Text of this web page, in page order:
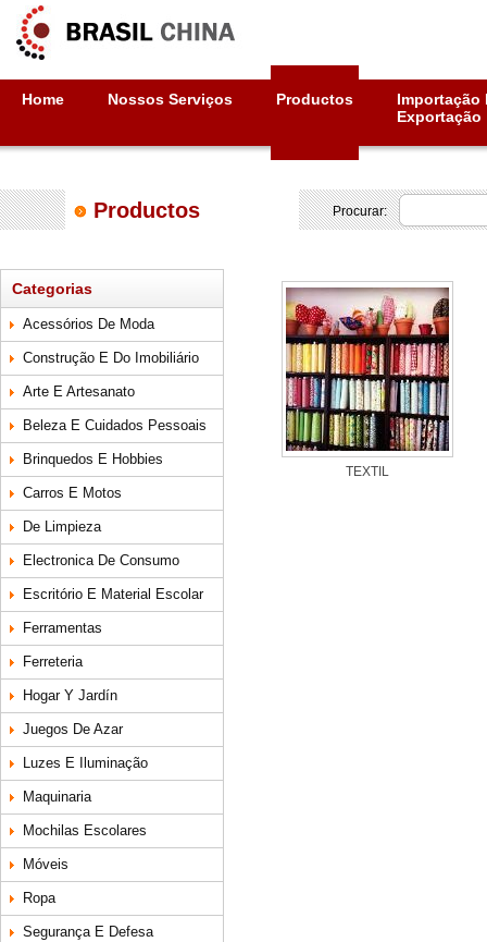
Home Nossos Serviços Productos
Importação
Exportação
Productos Procurar:
Categorias
Acessórios De Moda
Construção E Do Imobiliário
Arte E Artesanato
Beleza E Cuidados Pessoais
Brinquedos E Hobbies
Carros E Motos
De Limpieza
Electronica De Consumo
Escritório E Material Escolar
Ferramentas
Ferreteria
Hogar Y Jardín
Juegos De Azar
Luzes E Iluminação
Maquinaria
Mochilas Escolares
Móveis
Ropa
Segurança E Defesa